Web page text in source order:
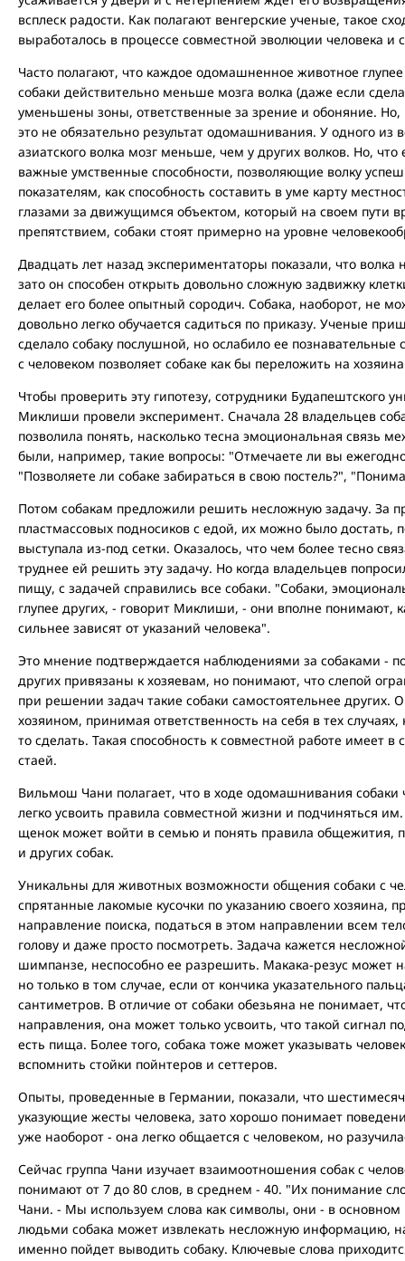
всплеск радости. Как полагают венгерские ученые, такое
выработалось в процессе совместной эволюции человека и
Часто полагают, что каждое одомашненное животное
собаки действительно меньше мозга волка (даже если
уменьшены зоны, ответственные за зрение и обоняние. Но,
это не обязательно результат одомашнивания. У одного из
азиатского волка мозг меньше, чем у других волков. Но,
важные умственные способности, позволяющие волку
показателям, как способность составить в уме карту
глазами за движущимся объектом, который на своем пути
препятствием, собаки стоят примерно на уровне
Двадцать лет назад экспериментаторы показали, что
зато он способен открыть довольно сложную задвижку
делает его более опытный сородич. Собака, наоборот, не
довольно легко обучается садиться по приказу. Ученые
сделало собаку послушной, но ослабило ее
с человеком позволяет собаке как бы переложить на
Чтобы проверить эту гипотезу, сотрудники Будапештского
Миклиши провели эксперимент. Сначала 28 владельцев
позволила понять, насколько тесна эмоциональная связь
были, например, такие вопросы: "Отмечаете ли вы
"Позволяете ли собаке забираться в свою постель?",
Потом собакам предложили решить несложную задачу. За
пластмассовых подносиков с едой, их можно было достать,
выступала из-под сетки. Оказалось, что чем более тесно
труднее ей решить эту задачу. Но когда владельцев
пищу, с задачей справились все собаки. "Собаки,
глупее других, - говорит Миклиши, - они вполне понимают,
сильнее зависят от указаний человека".
Это мнение подтверждается наблюдениями за собаками -
других привязаны к хозяевам, но понимают, что слепой
при решении задач такие собаки самостоятельнее других.
хозяином, принимая ответственность на себя в тех
то сделать. Такая способность к совместной работе имеет
стаей.
Вильмош Чани полагает, что в ходе одомашнивания собаки
легко усвоить правила совместной жизни и подчиняться
щенок может войти в семью и понять правила общежития,
и других собак.
Уникальны для животных возможности общения собаки с
спрятанные лакомые кусочки по указанию своего хозяина,
направление поиска, податься в этом направлении всем
голову и даже просто посмотреть. Задача кажется
шимпанзе, неспособно ее разрешить. Макака-резус может
но только в том случае, если от кончика указательного
сантиметров. В отличие от собаки обезьяна не понимает,
направления, она может только усвоить, что такой сигнал
есть пища. Более того, собака тоже может указывать
вспомнить стойки пойнтеров и сеттеров.
Опыты, проведенные в Германии, показали, что
указующие жесты человека, зато хорошо понимает
уже наоборот - она легко общается с человеком, но
Сейчас группа Чани изучает взаимоотношения собак с
понимают от 7 до 80 слов, в среднем - 40. "Их понимание
Чани. - Мы используем слова как символы, они - в
людьми собака может извлекать несложную информацию,
именно пойдет выводить собаку. Ключевые слова